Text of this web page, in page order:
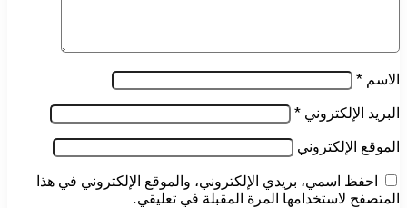
الاسم *
البريد الإلكتروني *
الموقع الإلكتروني
احفظ اسمي، بريدي الإلكتروني، والموقع الإلكتروني في هذا
المتصفح لاستخدامها المرة المقبلة في تعليقي.